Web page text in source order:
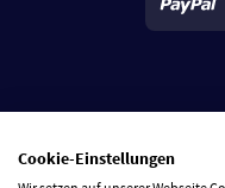
Cookie-Einstellungen